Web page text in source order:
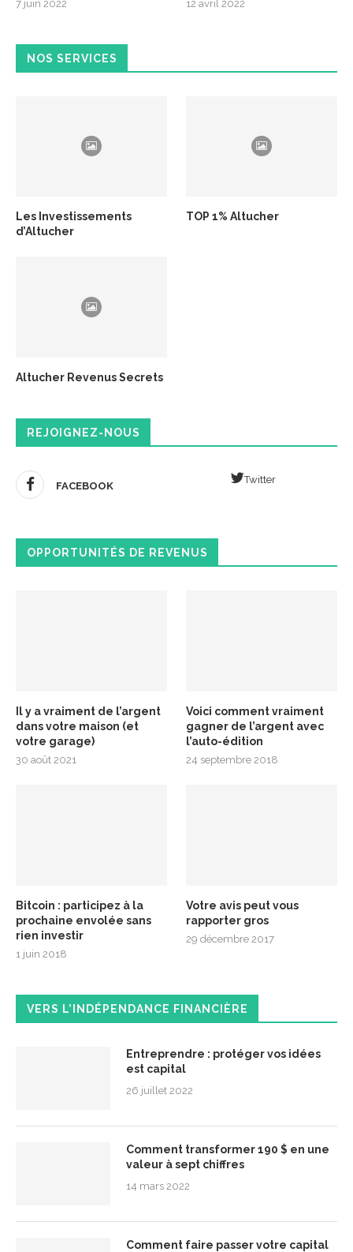
7 juin 2022 12 avril 2022
NOS SERVICES
Les Investissements
d’Altucher
TOP 1% Altucher
Altucher Revenus Secrets
REJOIGNEZ-NOUS
FACEBOOK
Twitter
OPPORTUNITÉS DE REVENUS
Il y a vraiment de l’argent
dans votre maison (et
votre garage)
30 août 2021
Voici comment vraiment
gagner de l’argent avec
l’auto-édition
24 septembre 2018
Bitcoin : participez à la
prochaine envolée sans
rien investir
1 juin 2018
Votre avis peut vous
rapporter gros
29 décembre 2017
VERS L’INDÉPENDANCE FINANCIÈRE
Entreprendre : protéger vos idées
est capital
26 juillet 2022
Comment transformer 190 $ en une
valeur à sept chiffres
14 mars 2022
Comment faire passer votre capital